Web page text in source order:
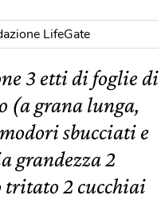
LifeGate
3 etti di foglie di
(a grana lunga,
sbucciati e
grandezza 2
tritato 2 cucchiai